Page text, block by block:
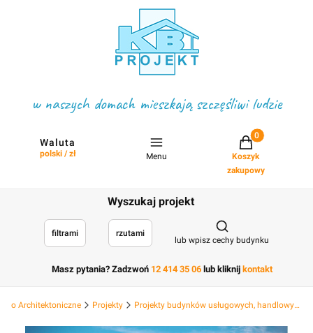
w naszych domach mieszkają szczęśliwi ludzie
Waluta
polski / zł Menu
Projekty w
Koszyk
zakupowy
Wyszukaj projekt
filtrami rzutami
Otwórz
lub wpisz cechy budynku
Masz pytania? Zadzwoń 12 414 35 06 lub kliknij kontakt
Architektoniczne Projekty Projekty budynków usługowych, handlowych hotelowych, deweloperskich i hal